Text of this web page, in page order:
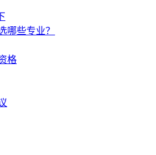
哪些专业？
格